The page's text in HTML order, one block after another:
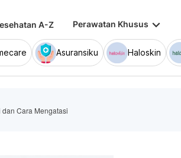
A-Z Perawatan Khusus keyboard_arrow_down
Asuransiku Haloskin
Cara Mengatasi